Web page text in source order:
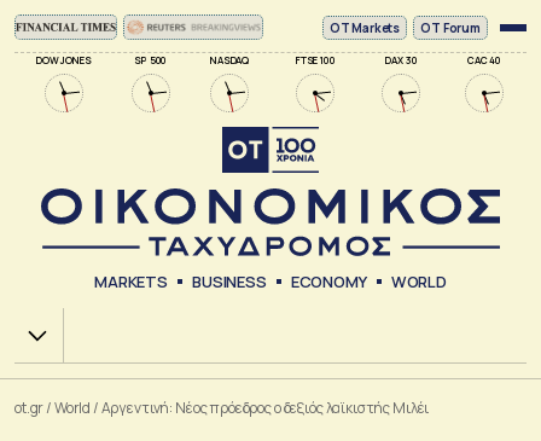
DOW JONES SP 500 NASDAQ FTSE 100 DAX 30 CAC 40
ΟΤ Markets OT Forum
MARKETS BUSINESS ECONOMY WORLD
Χ.Α.
ot.gr/World /Αργεντινή: Νέος πρόεδρος ο δεξιός λαϊκιστής Μιλέι